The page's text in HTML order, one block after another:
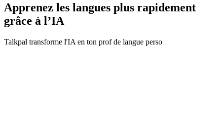
Apprenez les langues plus rapidement
grâce à l’IA
Talkpal transforme l'IA en ton prof de langue perso